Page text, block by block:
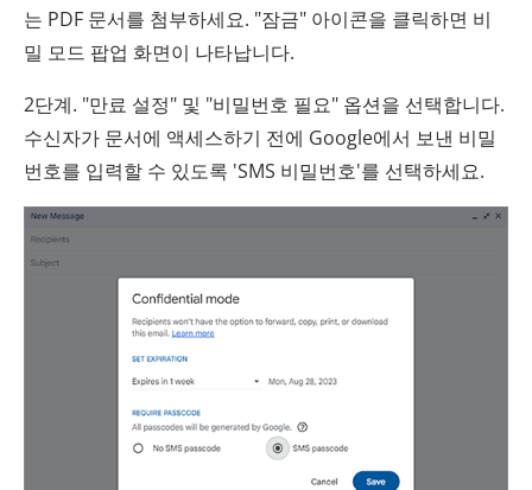
는 PDF 문서를 첨부하세요. "잠금" 아이콘을 클릭하면 비
밀 모드 팝업 화면이 나타납니다.
2단계. "만료 설정" 및 "비밀번호 필요" 옵션을 선택합니다.
수신자가 문서에 액세스하기 전에 Google에서 보낸 비밀
번호를 입력할 수 있도록 'SMS 비밀번호'를 선택하세요.